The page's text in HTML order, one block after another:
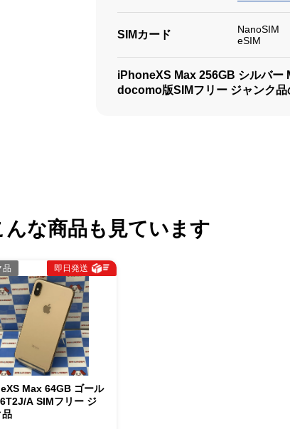
SIMカード
NanoSIM
eSIM
iPhoneXS Max 256GB シルバー
docomo版SIMフリー ジャンク品
な商品も見ています
品 即日発送
Max 64GB ゴール
A SIMフリー ジ
品